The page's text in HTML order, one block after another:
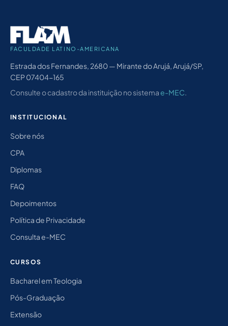
FACULDADE LATINO-AMERICANA
Estrada dos Fernandes, 2680 — Mirante do Arujá, Arujá/SP,
CEP 07404-165
Consulte o cadastro da instituição no sistemae-MEC.
INSTITUCIONAL
Sobre nós
CPA
Diplomas
FAQ
Depoimentos
Política de Privacidade
Consulta e-MEC
CURSOS
Bacharel em Teologia
Pós-Graduação
Extensão